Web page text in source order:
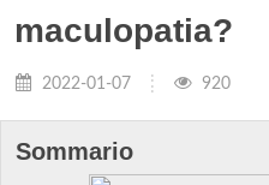
maculopatia?
2022-01-07 920
Sommario